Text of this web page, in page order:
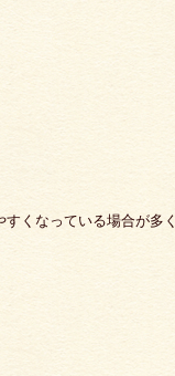
くなっている場合が多く